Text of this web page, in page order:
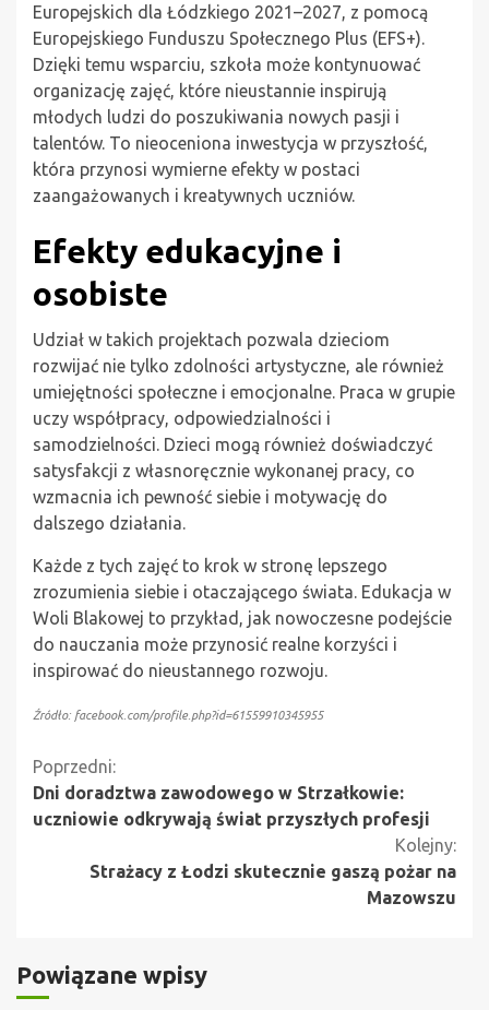
Europejskich dla Łódzkiego 2021–2027, z pomocą
Europejskiego Funduszu Społecznego Plus (EFS+).
Dzięki temu wsparciu, szkoła może kontynuować
organizację zajęć, które nieustannie inspirują
młodych ludzi do poszukiwania nowych pasji i
talentów. To nieoceniona inwestycja w przyszłość,
która przynosi wymierne efekty w postaci
zaangażowanych i kreatywnych uczniów.
Efekty edukacyjne i
osobiste
Udział w takich projektach pozwala dzieciom
rozwijać nie tylko zdolności artystyczne, ale również
umiejętności społeczne i emocjonalne. Praca w grupie
uczy współpracy, odpowiedzialności i
samodzielności. Dzieci mogą również doświadczyć
satysfakcji z własnoręcznie wykonanej pracy, co
wzmacnia ich pewność siebie i motywację do
dalszego działania.
Każde z tych zajęć to krok w stronę lepszego
zrozumienia siebie i otaczającego świata. Edukacja w
Woli Blakowej to przykład, jak nowoczesne podejście
do nauczania może przynosić realne korzyści i
inspirować do nieustannego rozwoju.
Źródło: facebook.com/profile.php?id=61559910345955
Kontynuuj
czytanie
Poprzedni:
Dni doradztwa zawodowego w Strzałkowie:
uczniowie odkrywają świat przyszłych profesji
Kolejny:
Strażacy z Łodzi skutecznie gaszą pożar na
Mazowszu
Powiązane wpisy